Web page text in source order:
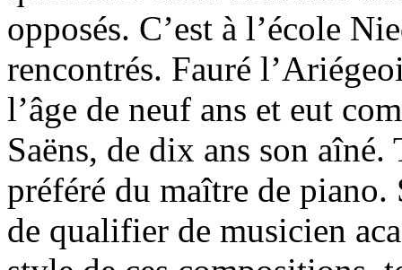
opposés. C’est à l’école
rencontrés. Fauré
l’âge de neuf ans et eut
Saëns, de dix ans son
préféré du maître de piano.
de qualifier de musicien